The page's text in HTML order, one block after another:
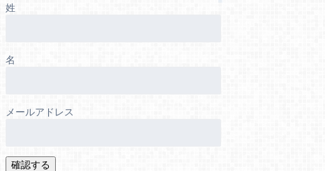
姓
名
メールアドレス